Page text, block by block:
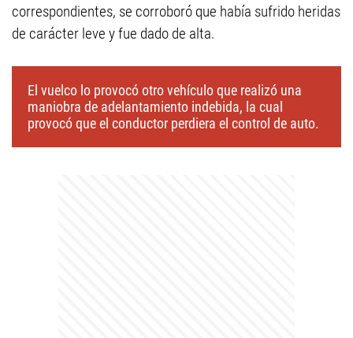
correspondientes, se corroboró que había sufrido heridas
de carácter leve y fue dado de alta.
El vuelco lo provocó otro vehículo que realizó una
maniobra de adelantamiento indebida, la cual
provocó que el conductor perdiera el control de auto.